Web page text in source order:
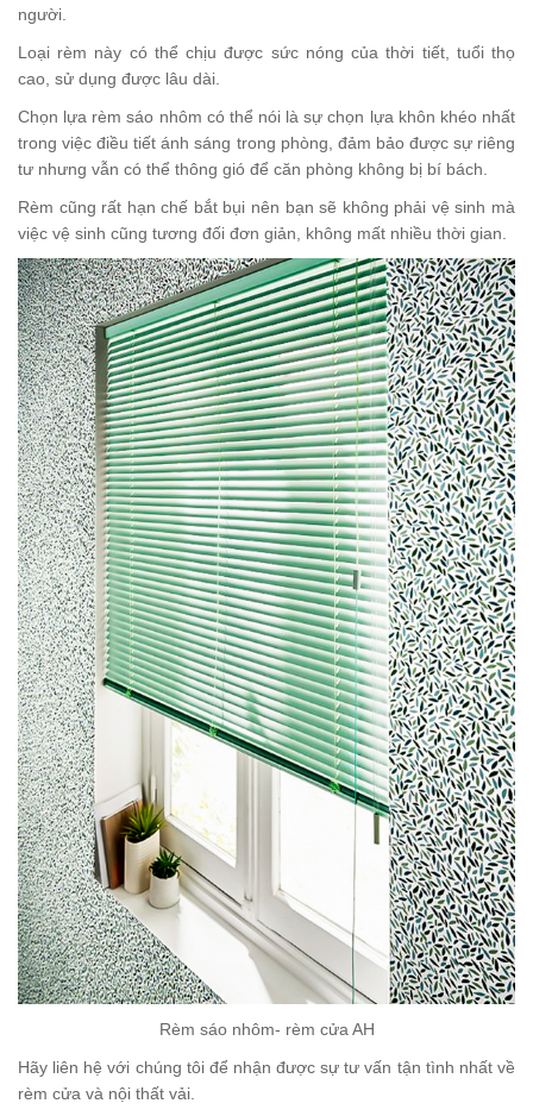
người.
Loại rèm này có thể chịu được sức nóng của thời tiết, tuổi thọ
cao, sử dụng được lâu dài.
Chọn lựa rèm sáo nhôm có thể nói là sự chọn lựa khôn khéo nhất
trong việc điều tiết ánh sáng trong phòng, đảm bảo được sự riêng
tư nhưng vẫn có thể thông gió để căn phòng không bị bí bách.
Rèm cũng rất hạn chế bắt bụi nên bạn sẽ không phải vệ sinh mà
việc vệ sinh cũng tương đối đơn giản, không mất nhiều thời gian.
Rèm sáo nhôm- rèm cửa AH
Hãy liên hệ với chúng tôi để nhận được sự tư vấn tận tình nhất về
rèm cửa và nội thất vải.